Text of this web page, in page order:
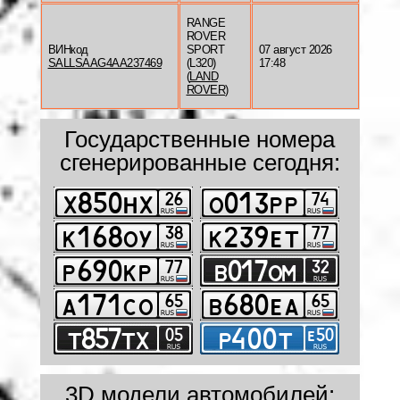
ВИНкод
SALLSAAG4AA237469
RANGE
ROVER
SPORT
(L320)
(LAND
ROVER)
07 август 2026
17:48
Государственные номера
сгенерированные сегодня:
3D модели автомобилей: